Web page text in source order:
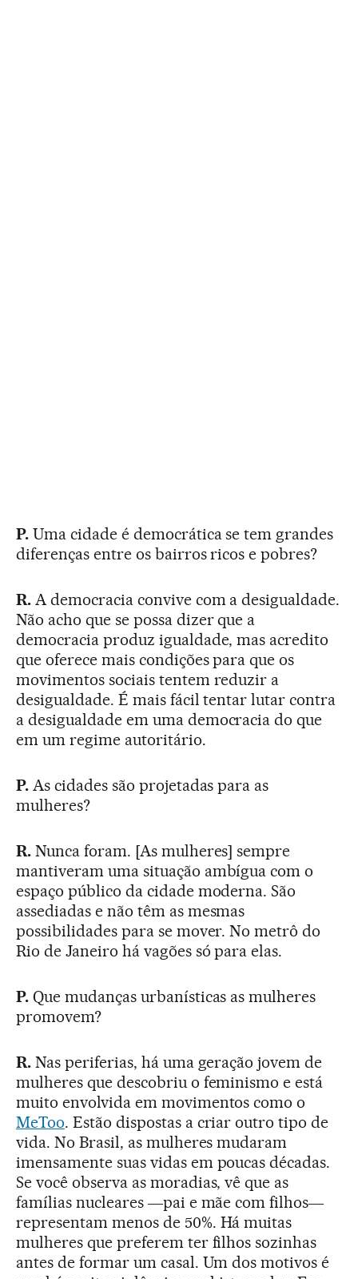
P. Uma cidade é democrática se tem grandes
diferenças entre os bairros ricos e pobres?
R.A democracia convive com a desigualdade.
Não acho que se possa dizer que a
democracia produz igualdade, mas acredito
que oferece mais condições para que os
movimentos sociais tentem reduzir a
desigualdade. É mais fácil tentar lutar contra
a desigualdade em uma democracia do que
em um regime autoritário.
P.As cidades são projetadas para as
mulheres?
R.Nunca foram. [As mulheres] sempre
mantiveram uma situação ambígua com o
espaço público da cidade moderna. São
assediadas e não têm as mesmas
possibilidades para se mover. No metrô do
Rio de Janeiro há vagões só para elas.
P.Que mudanças urbanísticas as mulheres
promovem?
R. Nas periferias, há uma geração jovem de
mulheres que descobriu o feminismo e está
muito envolvida em movimentos como o
MeToo. Estão dispostas a criar outro tipo de
vida. No Brasil, as mulheres mudaram
imensamente suas vidas em poucas décadas.
Se você observa as moradias, vê que as
famílias nucleares ―pai e mãe com filhos―
representam menos de 50%. Há muitas
mulheres que preferem ter filhos sozinhas
antes de formar um casal. Um dos motivos é